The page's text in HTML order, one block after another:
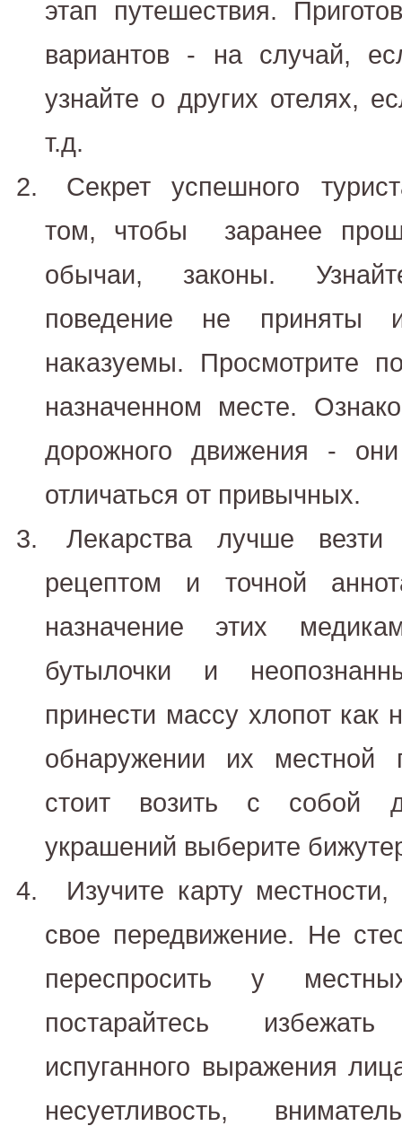
этап путешествия.
вариантов - на случай,
узнайте о других отелях,
т.д.
Секрет успешного
том, чтобы заранее
обычаи, законы.
поведение не приняты
наказуемы. Просмотрите
назначенном месте.
дорожного движения -
отличаться от привычных.
Лекарства лучше везти
рецептом и точной
назначение этих
бутылочки и
принести массу хлопот как
обнаружении их местной
стоит возить с собой
украшений выберите
Изучите карту местности,
свое передвижение. Не
переспросить у
постарайтесь
испуганного выражения
несуетливость,